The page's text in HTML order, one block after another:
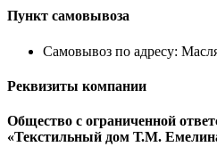
Пункт самовывоза
Самовывоз по адресу:
Реквизиты компании
Общество с ограниченной
«Текстильный дом Т.М.